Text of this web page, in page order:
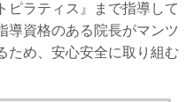
ピラティス』まで指導して
導資格のある院長がマンツ
ため、安心安全に取り組む